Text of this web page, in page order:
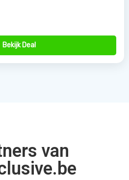
Bekijk Deal
van